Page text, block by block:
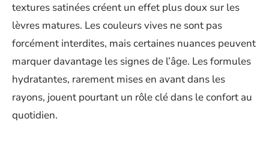
textures satinées créent un effet plus doux sur les
lèvres matures. Les couleurs vives ne sont pas
forcément interdites, mais certaines nuances peuvent
marquer davantage les signes de l’âge. Les formules
hydratantes, rarement mises en avant dans les
rayons, jouent pourtant un rôle clé dans le confort au
quotidien.